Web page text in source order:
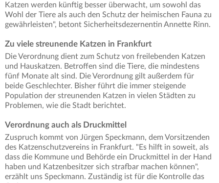
Katzen werden künftig besser überwacht, um sowohl das
Wohl der Tiere als auch den Schutz der heimischen Fauna zu
gewährleisten", betont Sicherheitsdezernentin Annette Rinn.
Zu viele streunende Katzen in Frankfurt
Die Verordnung dient zum Schutz von freilebenden Katzen
und Hauskatzen. Betroffen sind die Tiere, die mindestens
fünf Monate alt sind. Die Verordnung gilt außerdem für
beide Geschlechter. Bisher führt die immer steigende
Population der streunenden Katzen in vielen Städten zu
Problemen, wie die Stadt berichtet.
Verordnung auch als Druckmittel
Zuspruch kommt von Jürgen Speckmann, dem Vorsitzenden
des Katzenschutzvereins in Frankfurt. "Es hilft in soweit, als
dass die Kommune und Behörde ein Druckmittel in der Hand
haben und Katzenbesitzer sich strafbar machen können",
erzählt uns Speckmann. Zuständig ist für die Kontrolle das